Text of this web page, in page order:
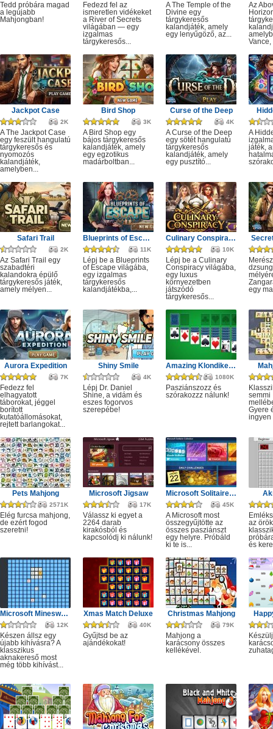
Tedd próbára magad
a legújabb
Mahjongban!
Fedezd fel az
ismeretlen vidékeket
a River of Secrets
világában — egy
izgalmas
tárgykeresős...
A The Temple of the
Divine egy
tárgykeresős
kalandjáték, amely
egy lenyűgöző, az...
Az
Vance,
Jackpot Case
2K
A The Jackpot Case
egy feszült hangulatú
tárgykeresős és
nyomozós
kalandjáték,
amelyben...
Bird Shop
3K
A Bird Shop egy
bájos tárgykeresős
kalandjáték, amely
egy egzotikus
madárboltban...
Curse of the Deep
4K
A Curse of the Deep
egy sötét hangulatú
tárgykeresős
kalandjáték, amely
egy pusztító...
A
játék,
Safari Trail
2K
Az Safari Trail egy
szabadtéri
kalandokra épülő
tárgykeresős játék,
amely mélyen...
Blueprints of Escape
11K
Lépj be a Blueprints
of Escape világába,
egy izgalmas
tárgykeresős
kalandjátékba,...
Culinary Conspiracy
10K
Lépj be a Culinary
Conspiracy világába,
egy luxus
környezetben
játszódó
tárgykeresős...
egy
Aurora Expedition
7K
Fedezz fel
elhagyatott
táborokat, jéggel
borított
kutatóállomásokat,
rejtett barlangokat...
Shiny Smile
4K
Lépj Dr. Daniel
Shine, a vidám és
eszes fogorvos
szerepébe!
Amazing Klondike Solitaire
1080K
Pasziánszozz és
szórakozzz nálunk!
semmi
Gyere
ingyen
Pets Mahjong
2571K
Elég furcsa mahjong,
de ezért fogod
szeretni!
Microsoft Jigsaw
17K
Válassz ki egyet a
2264 darab
kirakósból és
kapcsolódj ki nálunk!
Microsoft Solitaire Collection
45K
A Microsoft most
összegyűjtötte az
összes pasziánszt
egy helyre. Próbáld
ki te is...
az örök
és
Microsoft Minesweeper
12K
Készen állsz egy
újabb kihívásra? A
klasszikus
aknakereső most
még több kihívást...
Xmas Match Deluxe
40K
Gyűjtsd be az
ajándékokat!
Christmas Mahjong
79K
Mahjong a
karácsony összes
kellékével.